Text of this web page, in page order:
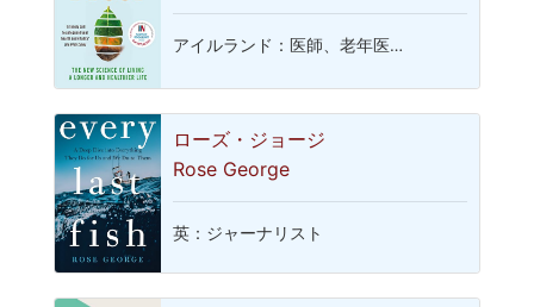
アイルランド：医師、老年医…
ローズ・ジョージ
Rose George
英：ジャーナリスト